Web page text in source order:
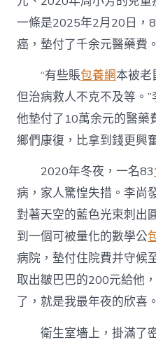
一條是2025年2月20日，
癌，墊付了千余元醫藥費。
“有些賬包養網本被老
但治病救人不克不及等。
他墊付了10萬余元的醫藥
鄉們康復，比拿到錢更興
2020年冬夜，一名83
病，家人驚惶失措。李尚
對著天空的藍色光束刺出
到一個可被量化的數學公
病院，墊付住院費并守候
取出皺巴巴的200元給他
了，就是我最年夜的欣喜
衛生室墻上，掛滿了